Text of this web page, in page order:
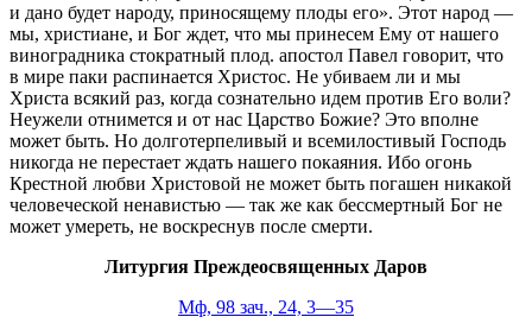
и дано будет народу, приносящему плоды его». Этот народ —
мы, христиане, и Бог ждет, что мы принесем Ему от нашего
виноградника стократный плод. апостол Павел говорит, что
в мире паки распинается Христос. Не убиваем ли и мы
Христа всякий раз, когда сознательно идем против Его воли?
Неужели отнимется и от нас Царство Божие? Это вполне
может быть. Но долготерпеливый и всемилостивый Господь
никогда не перестает ждать нашего покаяния. Ибо огонь
Крестной любви Христовой не может быть погашен никакой
человеческой ненавистью — так же как бессмертный Бог не
может умереть, не воскреснув после смерти.
Литургия Преждеосвященных Даров
Мф, 98 зач., 24, 3—35